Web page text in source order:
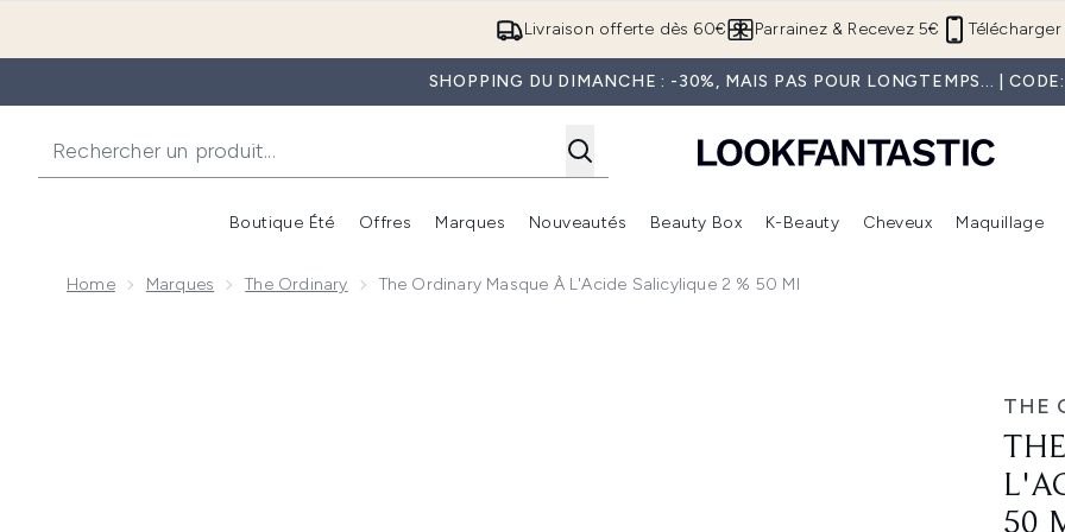
Passer au contenu principal
Livraison offerte dès 60€ Télécharger
Parrainez & Recevez 5€
SHOPPING DU DIMANCHE : -30%, MAIS PAS POUR LONGTEMPS... |
Boutique Été
Accédez au sous-menu (Boutique Été )
Offres
Accédez au sous-menu (Offres)
Marques
Accédez au sous-menu (Marques)
Nouveautés
Accédez au sous-menu (Nouveautés)
Beauty Box
Accédez au sous-menu (Beauty Box)
K-Beauty Cheveux Maquillage
Home Marques The Ordinary The Ordinary Masque À L'Acide Salicylique 2 % 50 Ml
THE
50